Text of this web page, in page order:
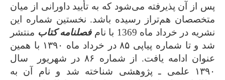
پس از آن پذیرفته می‌شود که به تأیید داورانی از میان
متخصصان هم‌تراز رسیده باشد. نخستین شماره این
نشریه در خرداد ماه 1369 با نام‌
فصلنامه کتاب منتشر
شد و تا شماره پیاپی ۸۵ در خرداد ماه ۱۳۹۰ با همین
عنوان ادامه یافت. از شماره ۸۶ در شهریور سال
۱۳۹۰ علمی ـ پژوهشی شناخته شد و نام آن به